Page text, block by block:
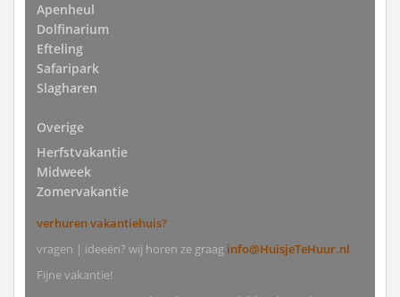
Apenheul
Dolfinarium
Efteling
Safaripark
Slagharen
Overige
Herfstvakantie
Midweek
Zomervakantie
verhuren vakantiehuis?
vragen | ideeën? wij horen ze graag info@HuisjeTeHuur.nl
Fijne vakantie!